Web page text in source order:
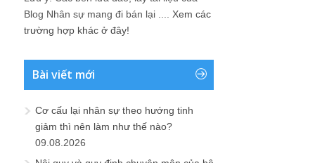
Blog Nhân sự mang đi bán lại .... Xem các
trường hợp khác ở đây!
Bài viết mới
Cơ cấu lại nhân sự theo hướng tinh
giảm thì nên làm như thế nào?
09.08.2026